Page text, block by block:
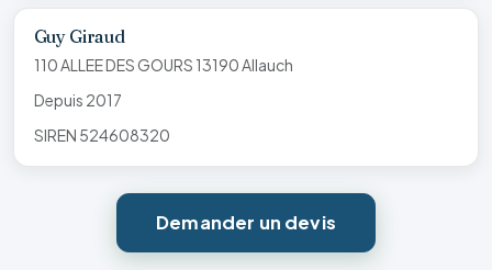
Guy Giraud
110 ALLEE DES GOURS 13190 Allauch
Depuis 2017
SIREN 524608320
Demander un devis